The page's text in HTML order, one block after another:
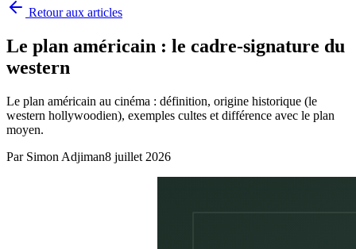
Retour aux articles
Le plan américain : le cadre-signature du
western
Le plan américain au cinéma : définition, origine historique (le
western hollywoodien), exemples cultes et différence avec le plan
moyen.
Par Simon Adjiman8 juillet 2026